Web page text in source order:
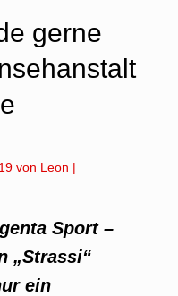
gerne
von Leon |
Sport –
„Strassi“
ein